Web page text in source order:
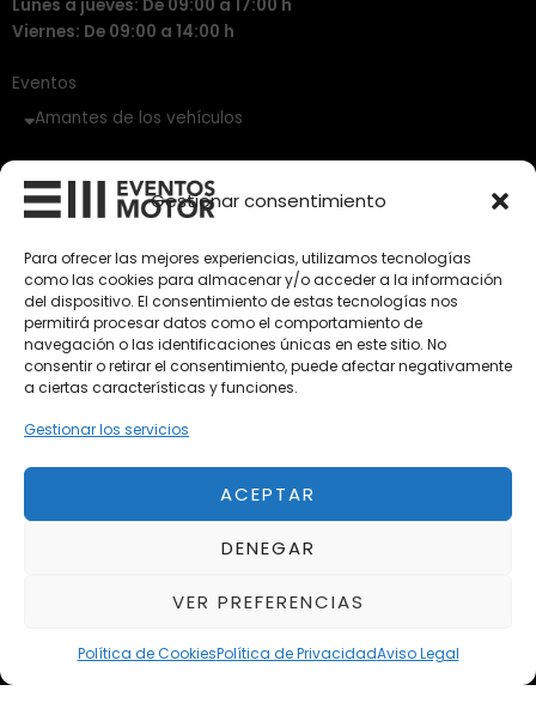
Gestionar consentimiento
Para ofrecer las mejores experiencias, utilizamos tecnologías
como las cookies para almacenar y/o acceder a la información
del dispositivo. El consentimiento de estas tecnologías nos
permitirá procesar datos como el comportamiento de
navegación o las identificaciones únicas en este sitio. No
consentir o retirar el consentimiento, puede afectar negativamente
a ciertas características y funciones.
Gestionar los servicios
ACEPTAR
DENEGAR
VER PREFERENCIAS
Política de CookiesPolítica de PrivacidadAviso Legal
Lunes a jueves: De 09:00 a 17:00 h
Viernes: De 09:00 a 14:00 h
Eventos
Amantes de los vehículos
Vehículos Clásicos
Vehículos Nuevos
Vehículos de Ocasión
Próximos
Eclipse by SELECTO
Del 12/08/2026 al 12/08/2026
Exclusive Top Cars 2026
Del 02/10/2026 al 05/10/2026